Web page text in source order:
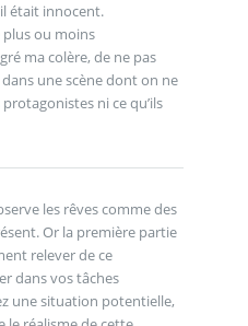
était innocent.
plus ou moins
ma colère, de ne pas
une scène dont on ne
ni ce qu’ils
les rêves comme des
Or la première partie
relever de ce
dans vos tâches
une situation potentielle,